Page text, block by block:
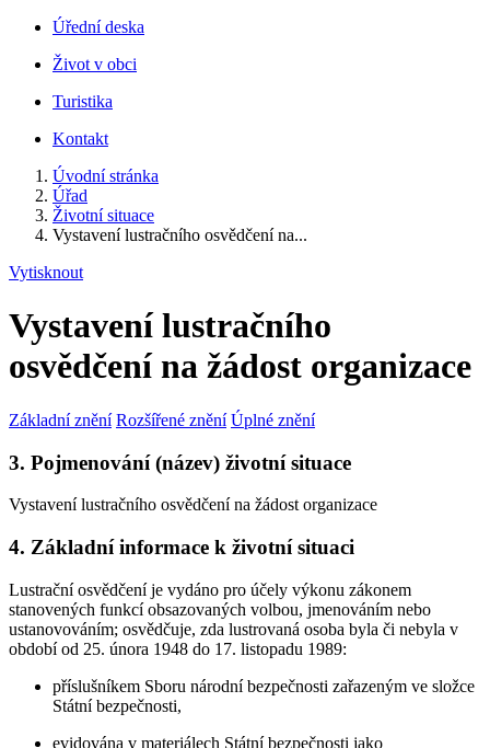
Úřední deska
Život v obci
Turistika
Kontakt
Úvodní stránka
Úřad
Životní situace
Vystavení lustračního osvědčení na...
Vytisknout
Vystavení lustračního
osvědčení na žádost organizace
Základní znění Rozšířené znění Úplné znění
3. Pojmenování (název) životní situace
Vystavení lustračního osvědčení na žádost organizace
4. Základní informace k životní situaci
Lustrační osvědčení je vydáno pro účely výkonu zákonem
stanovených funkcí obsazovaných volbou, jmenováním nebo
ustanovováním; osvědčuje, zda lustrovaná osoba byla či nebyla v
období od 25. února 1948 do 17. listopadu 1989:
příslušníkem Sboru národní bezpečnosti zařazeným ve složce
Státní bezpečnosti,
evidována v materiálech Státní bezpečnosti jako